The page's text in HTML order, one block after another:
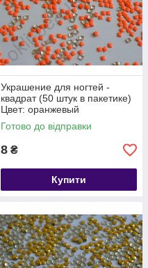
Украшение для ногтей -
квадрат (50 штук в пакетике)
Цвет: оранжевый
Готово до відправки
8 ₴
Купити